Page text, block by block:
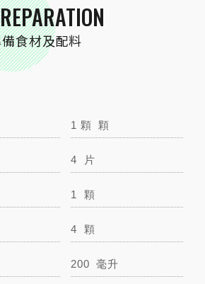
食材及配料
1 顆 顆
4 片
1 顆
4 顆
200 毫升
200 毫升
60
7 毫升
5 朵
味
些許
些許 公克